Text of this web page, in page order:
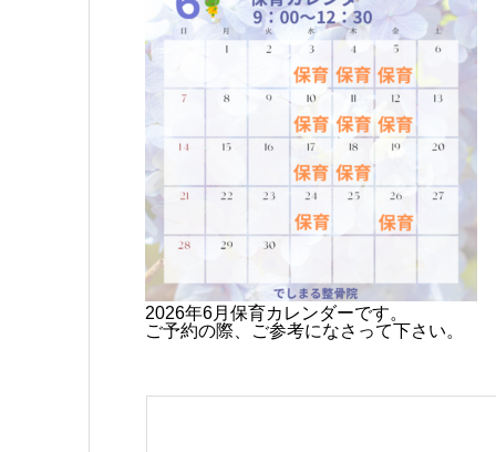
アクセス
2026年6月保育カレンダーです。
ご予約の際、ご参考になさって下さい。